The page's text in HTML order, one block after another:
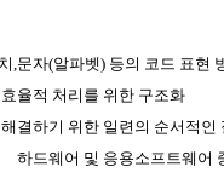
,문자(알파벳) 등의 코드 표현
율적 처리를 위한 구조화
결하기 위한 일련의 순서적인
하드웨어 및 응용소프트웨어